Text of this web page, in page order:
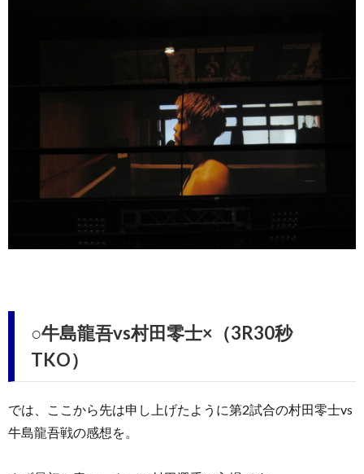
○牛島龍吾vs村田零士×（3R30秒
TKO）
では、ここから先は申し上げたように第2試合の村田零士vs
牛島龍吾戦の感想を。